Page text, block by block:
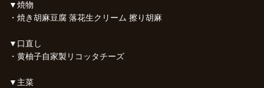
▼焼物
・焼き胡麻豆腐 落花生クリーム 擦り胡麻
▼口直し
・黄柚子自家製リコッタチーズ
▼主菜